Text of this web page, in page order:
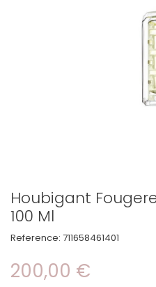
Houbigant
100 Ml
Reference: 711658461401
200,00 €